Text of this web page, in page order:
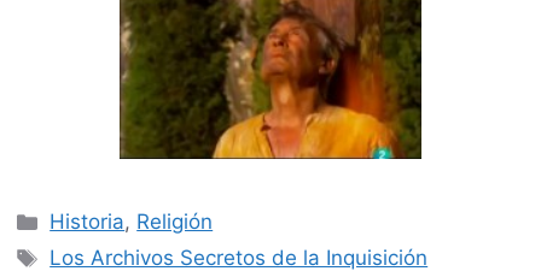
Categorías
Historia, Religión
Etiquetas
Los Archivos Secretos de la Inquisición